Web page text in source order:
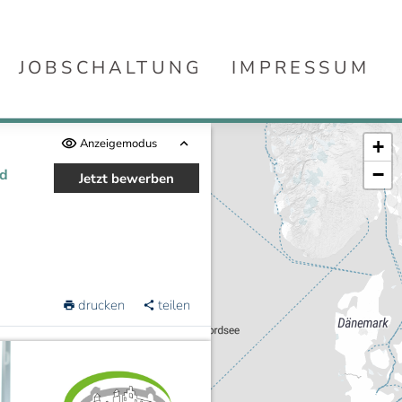
JOBSCHALTUNG IMPRESSUM
Anzeigemodus
Jetzt bewerben
drucken teilen
+
−